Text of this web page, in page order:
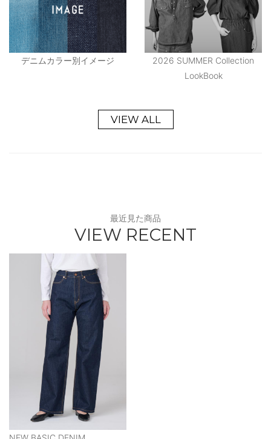
デニムカラー別イメージ
2026 SUMMER Collection
LookBook
VIEW ALL
最近見た商品
VIEW RECENT